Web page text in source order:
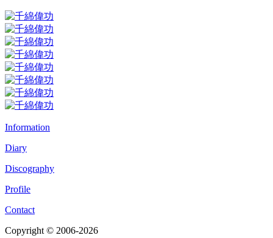
Information
Diary
Discography
Profile
Contact
Copyright © 2006-2026